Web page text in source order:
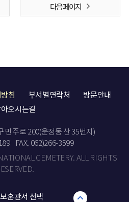
다음 페이지
침 부서별연락처
방문안내
오시는길
민주로 200(운정동 산 35번지)
FAX. 062)266-3599
CEMETERY. ALL RIGHTS
훈관서 선택